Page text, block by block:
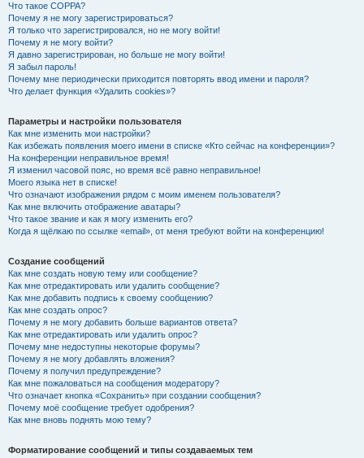
Что такое COPPA?
Почему я не могу зарегистрироваться?
Я только что зарегистрировался, но не могу войти!
Почему я не могу войти?
Я давно зарегистрирован, но больше не могу войти!
Я забыл пароль!
Почему мне периодически приходится повторять ввод имени и пароля?
Что делает функция «Удалить cookies»?
Параметры и настройки пользователя
Как мне изменить мои настройки?
Как избежать появления моего имени в списке «Кто сейчас на конференции»?
На конференции неправильное время!
Я изменил часовой пояс, но время всё равно неправильное!
Моего языка нет в списке!
Что означают изображения рядом с моим именем пользователя?
Как мне включить отображение аватары?
Что такое звание и как я могу изменить его?
Когда я щёлкаю по ссылке «email», от меня требуют войти на конференцию!
Создание сообщений
Как мне создать новую тему или сообщение?
Как мне отредактировать или удалить сообщение?
Как мне добавить подпись к своему сообщению?
Как мне создать опрос?
Почему я не могу добавить больше вариантов ответа?
Как мне отредактировать или удалить опрос?
Почему мне недоступны некоторые форумы?
Почему я не могу добавлять вложения?
Почему я получил предупреждение?
Как мне пожаловаться на сообщения модератору?
Что означает кнопка «Сохранить» при создании сообщения?
Почему моё сообщение требует одобрения?
Как мне вновь поднять мою тему?
Форматирование сообщений и типы создаваемых тем